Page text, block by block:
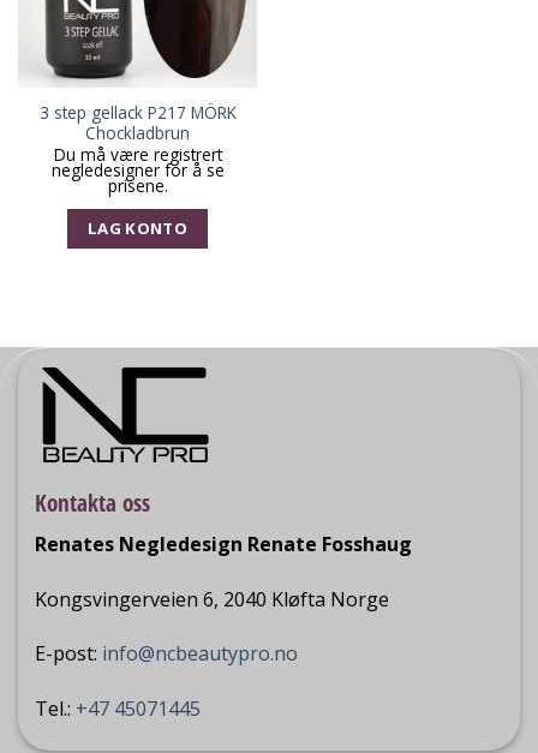
3 step gellack P217 MÖRK
Chockladbrun
Du må være registrert
negledesigner for å se
prisene.
LAG KONTO
Kontakta oss
Renates Negledesign Renate Fosshaug
Kongsvingerveien 6, 2040 Kløfta Norge
E-post: info@ncbeautypro.no
Tel.: +47 45071445